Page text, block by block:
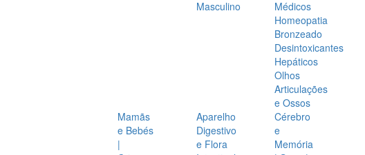
Masculino
Médicos
Homeopatia
Bronzeado
Desintoxicantes
Hepáticos
Olhos
Articulações
e Ossos
Mamãs
e Bebés
|
Aparelho
Digestivo
e Flora
Cérebro
e
Memória